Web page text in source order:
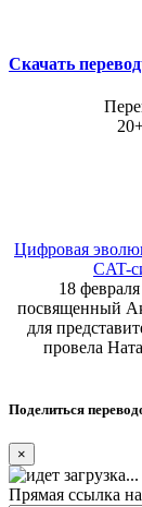
Скачать
Цифровая
CAT-
18
посвященный
для
провела
Поделиться
×
Прямая ссылка